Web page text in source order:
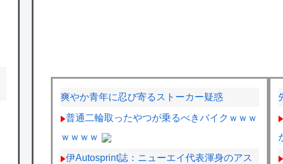
爽やか青年に忍び寄るストーカー疑惑
普通二輪取ったやつが乗るべきバイクｗｗｗ
ｗｗｗｗ
伊Autosprint誌：ニューエイ代表渾身のアス